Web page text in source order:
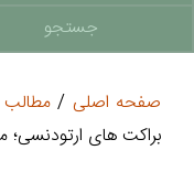
جستجو
صفحه اصلی / مطالب
براکت های ارتودنسی؛